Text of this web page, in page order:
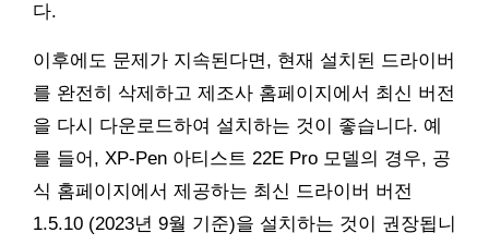
다.
이후에도 문제가 지속된다면, 현재 설치된 드라이버
를 완전히 삭제하고 제조사 홈페이지에서 최신 버전
을 다시 다운로드하여 설치하는 것이 좋습니다. 예
를 들어, XP-Pen 아티스트 22E Pro 모델의 경우, 공
식 홈페이지에서 제공하는 최신 드라이버 버전
1.5.10 (2023년 9월 기준)을 설치하는 것이 권장됩니